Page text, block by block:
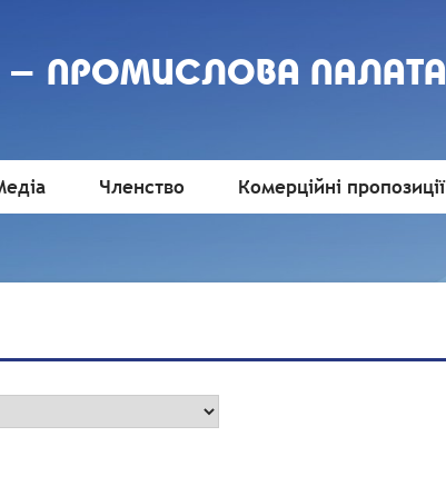
- ПРОМИСЛОВА ПАЛАТА
Членство Комерційні пропозиції